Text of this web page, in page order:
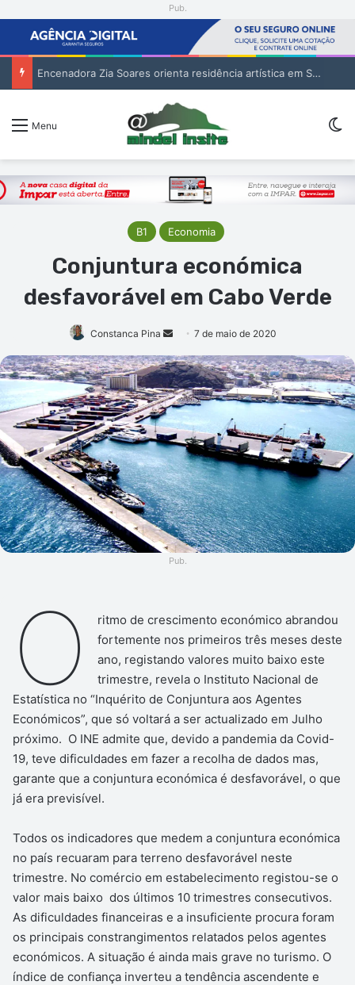
Pub.
Encenadora Zia Soares orienta residência artística em São Vicente
Menu
B1 Economia
Conjuntura económica
desfavorável em Cabo Verde
Constanca Pina
Mande
e-
mail
7 de maio de 2020
Pub.
O
ritmo de crescimento económico abrandou
fortemente nos primeiros três meses deste
ano, registando valores muito baixo este
trimestre, revela o Instituto Nacional de
Estatística no “Inquérito de Conjuntura aos Agentes
Económicos”, que só voltará a ser actualizado em Julho
próximo. O INE admite que, devido a pandemia da Covid-
19, teve dificuldades em fazer a recolha de dados mas,
garante que a conjuntura económica é desfavorável, o que
já era previsível.
Todos os indicadores que medem a conjuntura económica
no país recuaram para terreno desfavorável neste
trimestre. No comércio em estabelecimento registou-se o
valor mais baixo dos últimos 10 trimestres consecutivos.
As dificuldades financeiras e a insuficiente procura foram
os principais constrangimentos relatados pelos agentes
económicos. A situação é ainda mais grave no turismo. O
índice de confiança inverteu a tendência ascendente e